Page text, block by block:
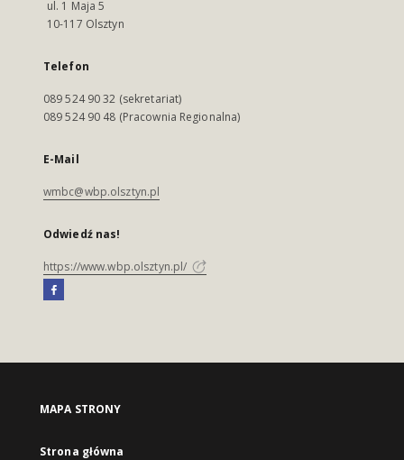
ul. 1 Maja 5
10-117 Olsztyn
Telefon
089 524 90 32 (sekretariat)
089 524 90 48 (Pracownia Regionalna)
E-Mail
wmbc@wbp.olsztyn.pl
Odwiedź nas!
https://www.wbp.olsztyn.pl/
MAPA STRONY
Strona główna